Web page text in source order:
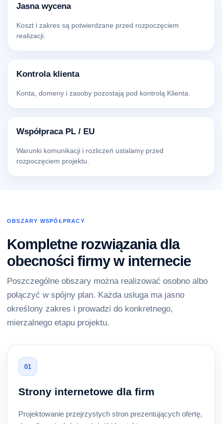
Jasna wycena
Koszt i zakres są potwierdzane przed rozpoczęciem
realizacji.
Kontrola klienta
Konta, domeny i zasoby pozostają pod kontrolą Klienta.
Współpraca PL / EU
Warunki komunikacji i rozliczeń ustalamy przed
rozpoczęciem projektu.
OBSZARY WSPÓŁPRACY
Kompletne rozwiązania dla
obecności firmy w internecie
Poszczególne obszary można realizować osobno albo
połączyć w spójny plan. Każda usługa ma jasno
określony zakres i prowadzi do konkretnego,
mierzalnego etapu projektu.
01
Strony internetowe dla firm
Projektowanie przejrzystych stron prezentujących ofertę,